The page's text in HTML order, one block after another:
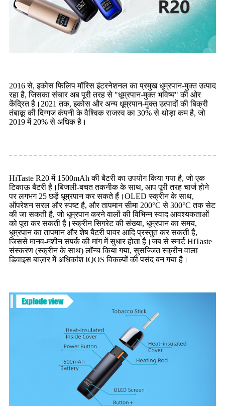
2016 से, इकोस फिलिप मॉरिस इंटरनेशनल का प्रमुख धूम्रपान-मुक्त उत्पाद
रहा है, जिसका संचार अब पूरी तरह से "धूम्रपान-मुक्त भविष्य" की ओर
केंद्रित है।2021 तक, इकोस और अन्य धूम्रपान-मुक्त उत्पादों की बिक्री
तंबाकू की दिग्गज कंपनी के वैश्विक राजस्व का 30% से थोड़ा कम है, जो
2019 में 20% से अधिक है।
HiTaste R20 में 1500mAh की बैटरी का उपयोग किया गया है, जो एक
टिकाऊ बैटरी है।बिजली-बचत तकनीक के साथ, आप पूरी तरह चार्ज होने
पर लगभग 25 छड़ें धूम्रपान कर सकते हैं।OLED स्क्रीन के साथ,
ऑपरेशन सरल और स्पष्ट है, और तापमान सीमा 200°C से 300°C तक सेट
की जा सकती है, जो धूम्रपान करने वालों की विभिन्न स्वाद आवश्यकताओं
को पूरा कर सकती है।स्क्रीन सिगरेट की संख्या, धूम्रपान का समय,
धूम्रपान का तापमान और शेष बैटरी पावर आदि प्रस्तुत कर सकती है,
जिससे मानव-मशीन संपर्क की मांग में सुधार होता है।जब से स्मार्ट HiTaste
संस्करण (स्क्रीन के साथ) लॉन्च किया गया, सुसज्जित स्क्रीन वाला
डिवाइस बाज़ार में अधिकांश IQOS विकल्पों की पसंद बन गया है।